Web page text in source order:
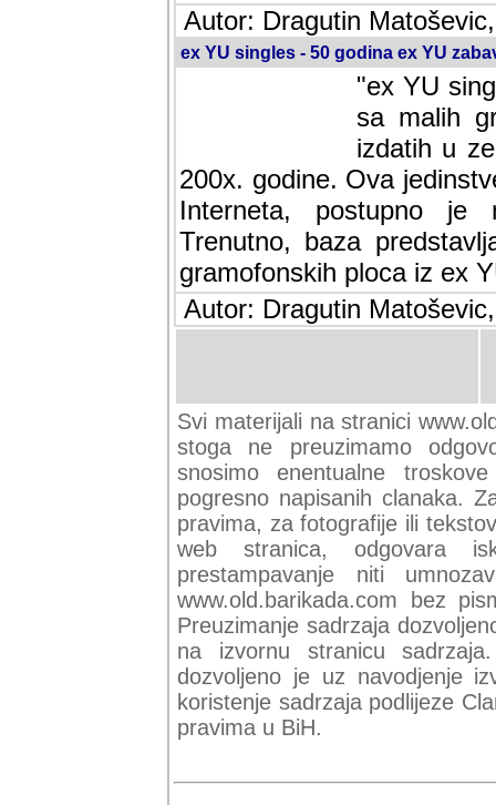
Autor: Dragutin
ex YU singles - 50 godina ex YU
"ex YU
sa malih
izdatih u
200x. godine. Ova
Interneta, postupno je
baza predstavlja
ploca iz ex YU.
Autor: Dragutin
Svi materijali na stranici
stoga ne preuzimamo
snosimo enentualne
pogresno napisanih clanaka.
pravima, za fotografije ili
web stranica, odgovara
prestampavanje niti
www.old.barikada.com bez
Preuzimanje sadrzaja
na izvornu stranicu
dozvoljeno je uz navodjenje
koristenje sadrzaja podlijeze
pravima u BiH.